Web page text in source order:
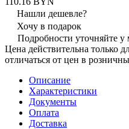
Нашли дешевле?
Хочу в подарок
Подробности уточняйте у
Цена действительна только
отличаться от цен в
Описание
Характеристики
Документы
Оплата
Доставка